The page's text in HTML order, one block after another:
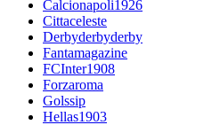
Calcionapoli1926
Cittaceleste
Derbyderbyderby
Fantamagazine
FCInter1908
Forzaroma
Golssip
Hellas1903